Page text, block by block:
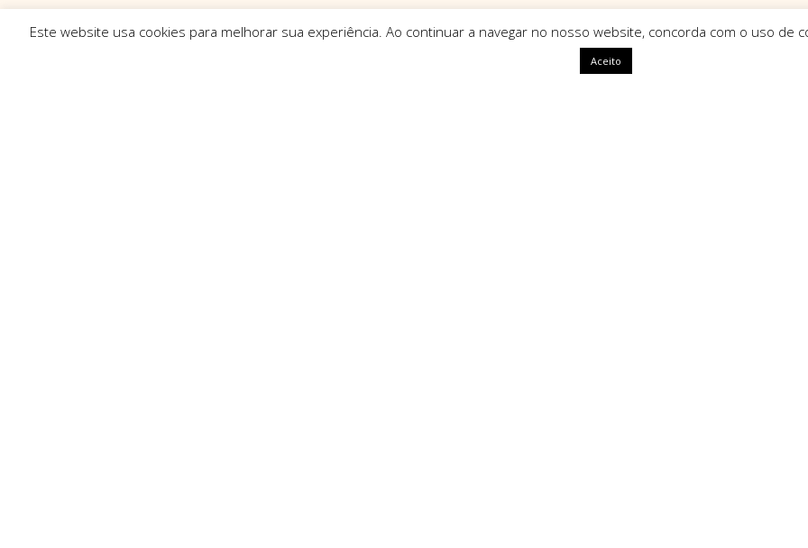
Este website usa cookies para melhorar sua experiência. Ao continuar a navegar no nosso website, concorda com o uso de
Aceito